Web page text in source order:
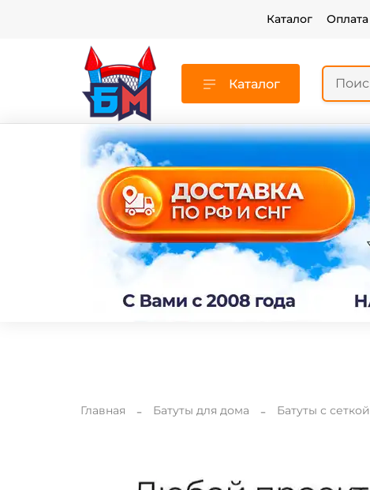
Каталог Оплата
Каталог
Главная Батуты для дома Батуты с сеткой